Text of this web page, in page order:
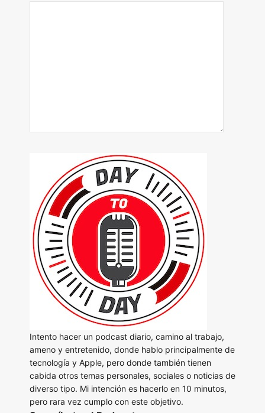
Intento hacer un podcast diario, camino al trabajo,
ameno y entretenido, donde hablo principalmente de
tecnología y Apple, pero donde también tienen
cabida otros temas personales, sociales o noticias de
diverso tipo. Mi intención es hacerlo en 10 minutos,
pero rara vez cumplo con este objetivo.